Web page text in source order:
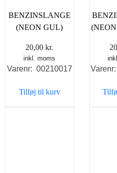
BENZINSLANGE
(NEON GUL)
20,00kr.
inkl. moms
Varenr: 00210017
Tilføj til kurv